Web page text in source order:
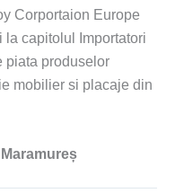
Corportaion Europe
la capitolul Importatori
piata produselor
mobilier si placaje din